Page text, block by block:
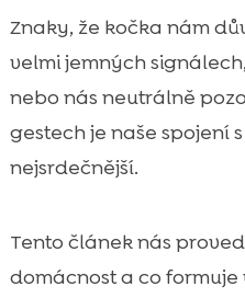

Doteky, mazlení a
budování vztahu
Společný režim:
která funguje
začátku
Adoptovaná nebo
Znaky, že kočka nám
velmi jemných
nebo nás neutrálně
gestech je naše spojení
nejsrdečnější.
Tento článek nás
domácnost a co